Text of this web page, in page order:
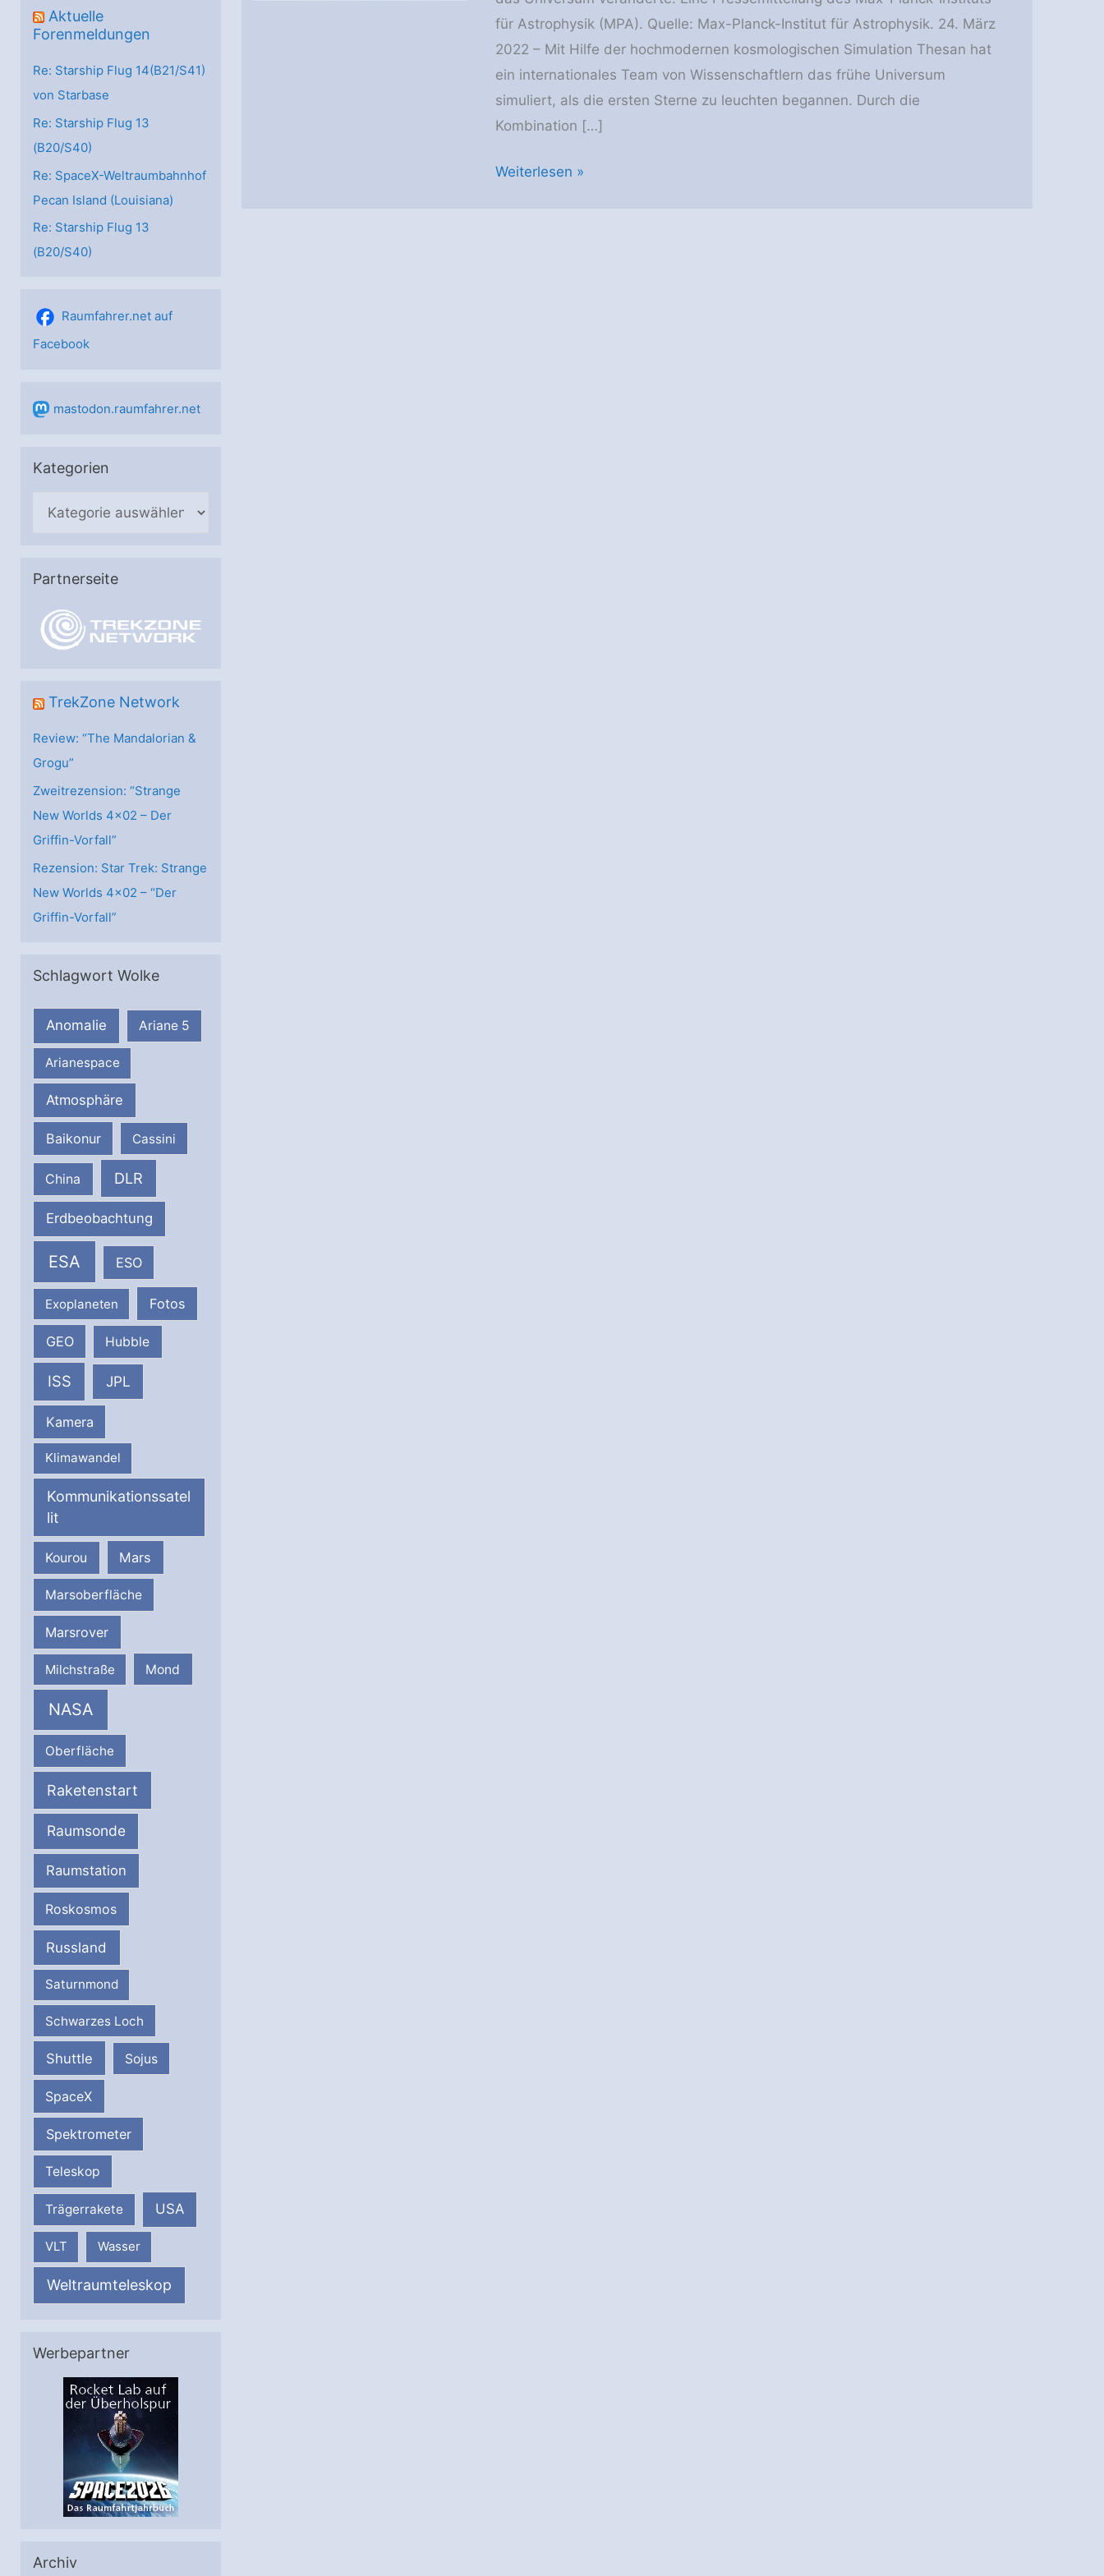
Aktuelle
Forenmeldungen
Re: Starship Flug 14(B21/S41)
von Starbase
Re: Starship Flug 13
(B20/S40)
Re: SpaceX-Weltraumbahnhof
Pecan Island (Louisiana)
Re: Starship Flug 13
(B20/S40)
Raumfahrer.net auf
Facebook
mastodon.raumfahrer.net
Kategorien
e
e
Partnerseite
TrekZone Network
Review: “The Mandalorian &
Grogu”
Zweitrezension: “Strange
New Worlds 4×02 – Der
Griffin-Vorfall”
Rezension: Star Trek: Strange
New Worlds 4×02 – “Der
Griffin-Vorfall”
Schlagwort Wolke
Anomalie Ariane 5
Arianespace
Atmosphäre
Baikonur Cassini
China DLR
Erdbeobachtung
ESA ESO
Exoplaneten Fotos
GEO Hubble
ISS JPL
Kamera
Klimawandel
Kommunikationssatel
lit
Kourou Mars
Marsoberfläche
Marsrover
Milchstraße Mond
NASA
Oberfläche
Raketenstart
Raumsonde
Raumstation
Roskosmos
Russland
Saturnmond
Schwarzes Loch
Shuttle Sojus
SpaceX
Spektrometer
Teleskop
Trägerrakete USA
VLT Wasser
Weltraumteleskop
Werbepartner
Archiv
für Astrophysik (MPA). Quelle: Max-Planck-Institut für Astrophysik. 24. März
2022 – Mit Hilfe der hochmodernen kosmologischen Simulation Thesan hat
ein internationales Team von Wissenschaftlern das frühe Universum
simuliert, als die ersten Sterne zu leuchten begannen. Durch die
Kombination […]
Bisher
Weiterlesen »